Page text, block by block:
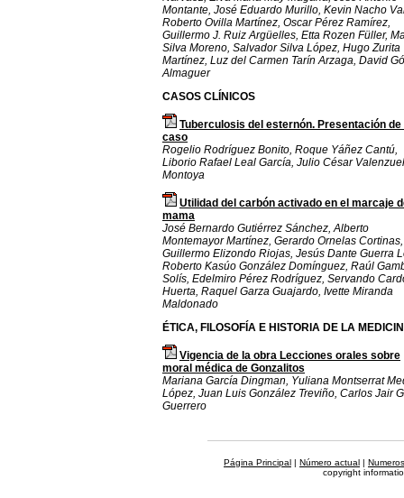
Montante, José Eduardo Murillo, Kevin Nacho
Roberto Ovilla Martínez, Oscar Pérez Ramírez,
Guillermo J. Ruiz Argüelles, Etta Rozen Füller,
Silva Moreno, Salvador Silva López, Hugo Zurita
Martínez, Luz del Carmen Tarín Arzaga, David
Almaguer
CASOS CLÍNICOS
Tuberculosis del esternón. Presentación de
caso
Rogelio Rodríguez Bonito, Roque Yáñez Cantú,
Liborio Rafael Leal García, Julio César
Montoya
Utilidad del carbón activado en el marcaje
mama
José Bernardo Gutiérrez Sánchez, Alberto
Montemayor Martínez, Gerardo Ornelas Cortinas,
Guillermo Elizondo Riojas, Jesús Dante Guerra
Roberto Kasúo González Domínguez, Raúl
Solís, Edelmiro Pérez Rodríguez, Servando
Huerta, Raquel Garza Guajardo, Ivette Miranda
Maldonado
ÉTICA, FILOSOFÍA E HISTORIA DE LA
Vigencia de la obra Lecciones orales sobre
moral médica de Gonzalitos
Mariana García Dingman, Yuliana Montserrat
López, Juan Luis González Treviño, Carlos Jair
Guerrero
Página Principal | Número actual |
copyright